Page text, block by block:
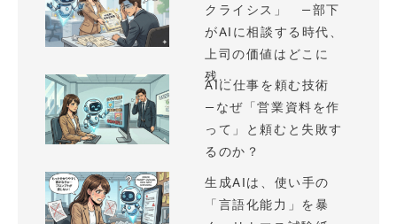
クライシス」 —部下
がAIに相談する時代、
上司の価値はどこに
残...
AIに仕事を頼む技術
—なぜ「営業資料を作
って」と頼むと失敗す
るのか？
生成AIは、使い手の
「言語化能力」を暴